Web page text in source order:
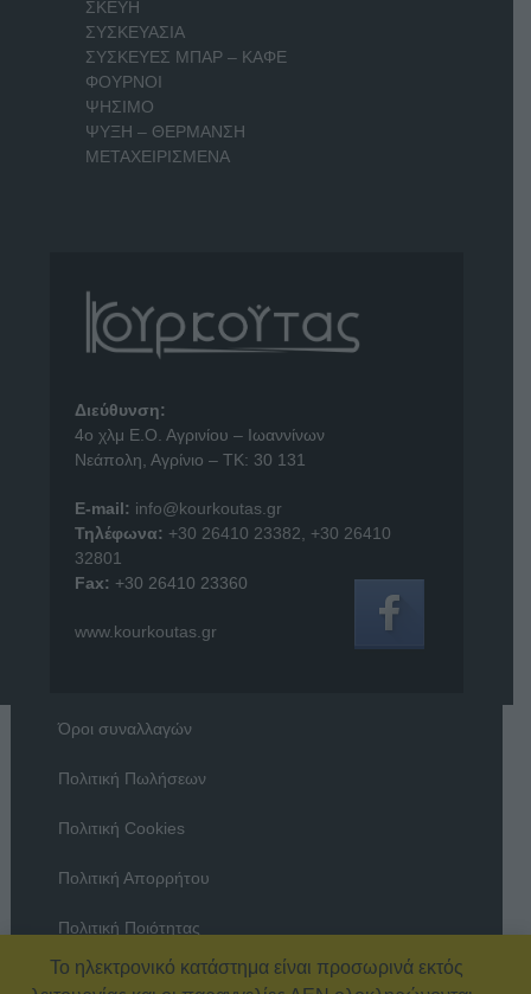
ΣΚΕΥΗ
ΣΥΣΚΕΥΑΣΙΑ
ΣΥΣΚΕΥΕΣ ΜΠΑΡ – ΚΑΦΕ
ΦΟΥΡΝΟΙ
ΨΗΣΙΜΟ
ΨΥΞΗ – ΘΕΡΜΑΝΣΗ
ΜΕΤΑΧΕΙΡΙΣΜΕΝΑ
Διεύθυνση:
4o χλμ Ε.Ο. Αγρινίου – Ιωαννίνων
Νεάπολη, Αγρίνιο – ΤΚ: 30 131
E-mail: info@kourkoutas.gr
Τηλέφωνα: +30 26410 23382
+30 26410
32801
Fax: +30 26410 23360
www.kourkoutas.gr
Όροι συναλλαγών
Πολιτική Πωλήσεων
Πολιτική Cookies
Πολιτική Απορρήτου
Πολιτική Ποιότητας
Όροι χρήσης
Το ηλεκτρονικό κατάστημα είναι προσωρινά εκτός